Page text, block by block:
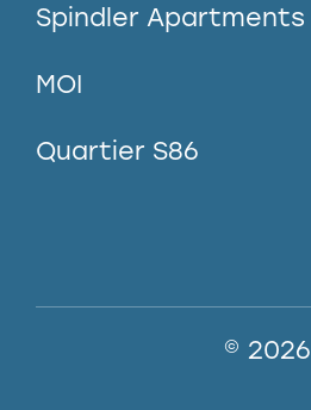
Spindler Apartments
MOI
Quartier S86
© 2026